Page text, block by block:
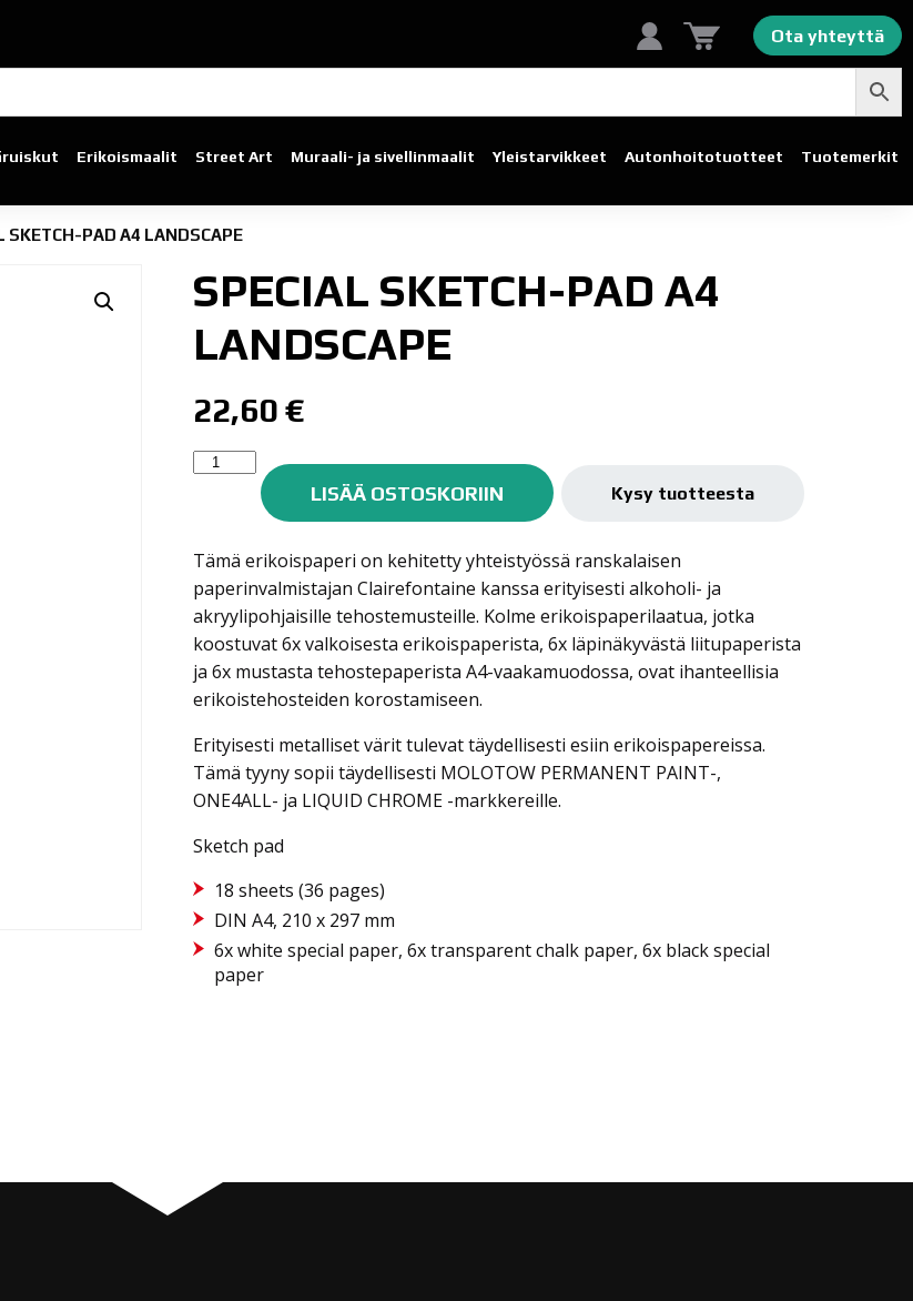
Ota yhteyttä
Erikoismaalit Street Art Muraali- ja sivellinmaalit Yleistarvikkeet Autonhoito­tuotteet Tuotemerkit
SKETCH-PAD A4 LANDSCAPE
SPECIAL SKETCH-PAD A4
LANDSCAPE
22,60€
SPECIAL
SKETCH-
LANDSCAPE
määrä
LISÄÄ OSTOSKORIIN Kysy tuotteesta
Tämä erikoispaperi on kehitetty yhteistyössä ranskalaisen
paperinvalmistajan Clairefontaine kanssa erityisesti alkoholi- ja
akryylipohjaisille tehostemusteille. Kolme erikoispaperilaatua, jotka
koostuvat 6x valkoisesta erikoispaperista, 6x läpinäkyvästä liitupaperista
ja 6x mustasta tehostepaperista A4-vaakamuodossa, ovat ihanteellisia
erikoistehosteiden korostamiseen.
Erityisesti metalliset värit tulevat täydellisesti esiin erikoispapereissa.
Tämä tyyny sopii täydellisesti MOLOTOW PERMANENT PAINT-,
ONE4ALL- ja LIQUID CHROME -markkereille.
Sketch pad
18 sheets (36 pages)
DIN A4, 210 x 297 mm
6x white special paper, 6x transparent chalk paper, 6x black special
paper